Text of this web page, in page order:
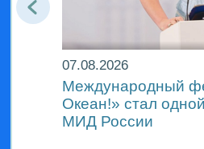
07.08.2026
Международный
Океан!» стал
МИД России